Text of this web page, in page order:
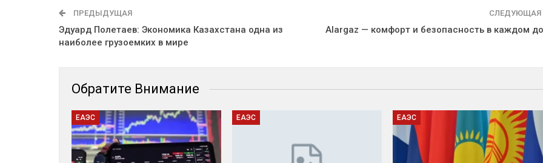
ПРЕДЫДУЩАЯ
Эдуард Полетаев: Экономика Казахстана одна из
наиболее грузоемких в мире
СЛЕДУЮЩАЯ
Alargaz — комфорт и безопасность в каждом
Обратите Внимание
ЕАЭС ЕАЭС ЕАЭС